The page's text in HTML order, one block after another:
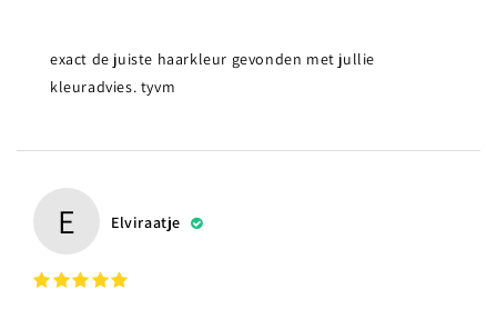
exact de juiste haarkleur gevonden met jullie
kleuradvies. tyvm
E Elviraatje